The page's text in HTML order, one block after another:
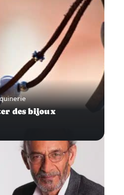
des bijoux